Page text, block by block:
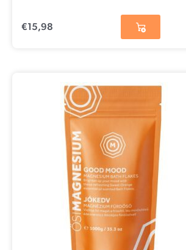
€15,98